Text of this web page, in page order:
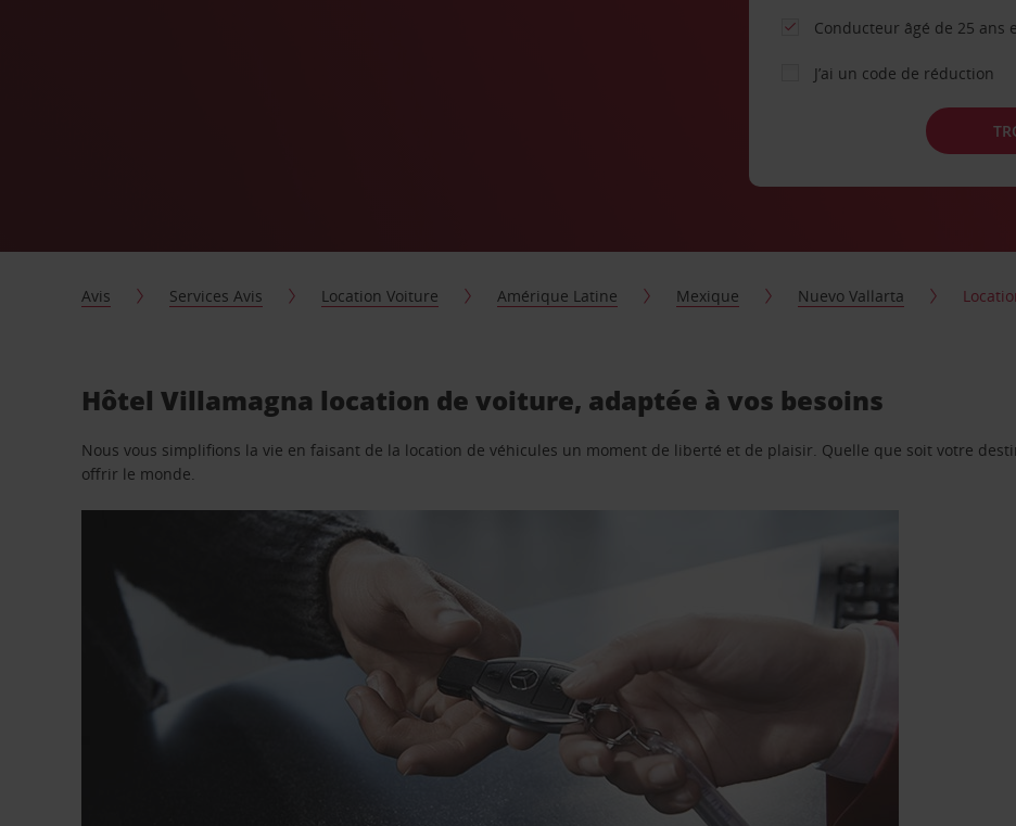
Conducteur âgé de 25 ans
J’ai un code de réduction
Avis Services Avis Location Voiture Amérique Latine Mexique Nuevo Vallarta
Hôtel Villamagna location de voiture, adaptée à vos besoins
Nous vous simplifions la vie en faisant de la location de véhicules un moment de liberté et de plaisir. Quelle que soit votre
offrir le monde.